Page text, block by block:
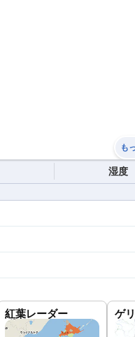
も
湿度
紅葉レーダー ゲ